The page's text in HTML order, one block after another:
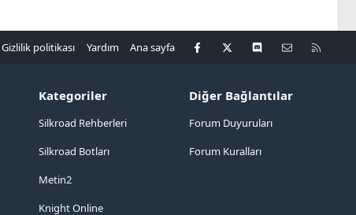
Gizlilik politikası Yardım Ana sayfa Facebook
X Discord Bize ulaşın
Kategoriler
Silkroad Rehberleri
Silkroad Botları
Metin2
Knight Online
Diğer Bağlantılar
Forum Duyuruları
Forum Kuralları